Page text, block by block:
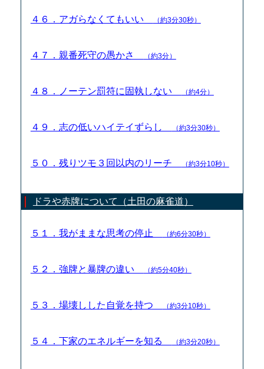
４６．アガらなくてもいい （約3分30秒）
４７．親番死守の愚かさ （約3分）
４８．ノーテン罰符に固執しない （約4分）
４９．志の低いハイテイずらし （約3分30秒）
５０．残りツモ３回以内のリーチ （約3分10秒）
ドラや赤牌について（土田の麻雀道）
５１．我がままな思考の停止 （約6分30秒）
５２．強牌と暴牌の違い （約5分40秒）
５３．場壊しした自覚を持つ （約3分10秒）
５４．下家のエネルギーを知る （約3分20秒）